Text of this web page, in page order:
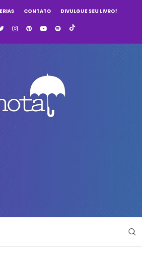
CONTATO DIVULGUE SEU LIVRO!